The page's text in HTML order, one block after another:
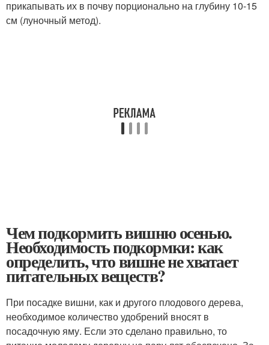
прикапывать их в почву порционально на глубину 10-15
см (луночный метод).
Чем подкормить вишню осенью.
Необходимость подкормки: как
определить, что вишне не хватает
питательных веществ?
При посадке вишни, как и другого плодового дерева,
необходимое количество удобрений вносят в
посадочную яму. Если это сделано правильно, то